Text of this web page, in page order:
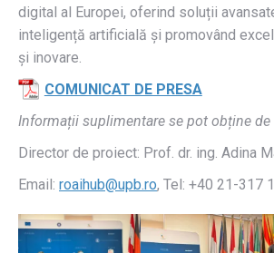
digital al Europei, oferind soluții
inteligență artificială și promovând
și inovare.
COMUNICAT DE PRESA
Informații suplimentare se pot obține de
Director de proiect: Prof. dr. ing. Adina
Email: roaihub@upb.ro, Tel: +40 21-317